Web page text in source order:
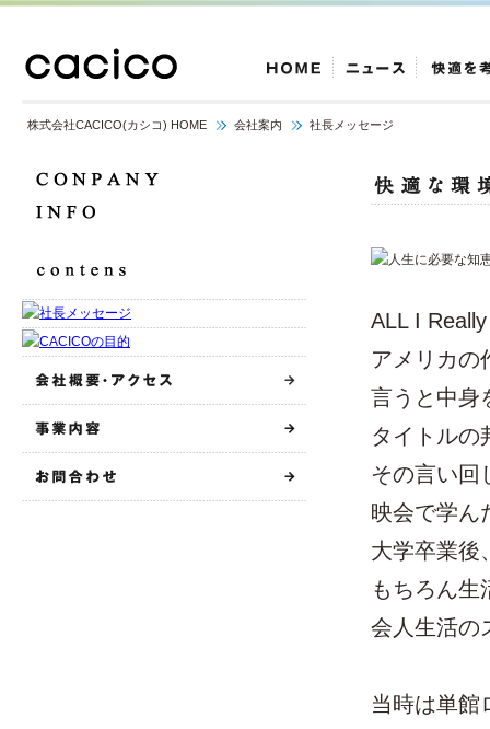
株式会社CACICO(カシコ) HOME 会社案内 社長メッセージ
ALL I
アメリカの
言うと中身
タイトルの
その言い回
映会で学ん
大学卒業後
もちろん生
会人生活の
当時は単館